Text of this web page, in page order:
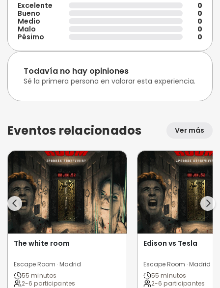
Excelente
0
Bueno
0
Medio
0
Malo
0
Pésimo
0
Todavía no hay opiniones
Sé la primera persona en valorar esta experiencia.
Eventos relacionados Ver más
The white room
Escape Room · Madrid
55 minutos
2-6 participantes
Edison vs Tesla
Escape Room · Madrid
55 minutos
2-6 participantes